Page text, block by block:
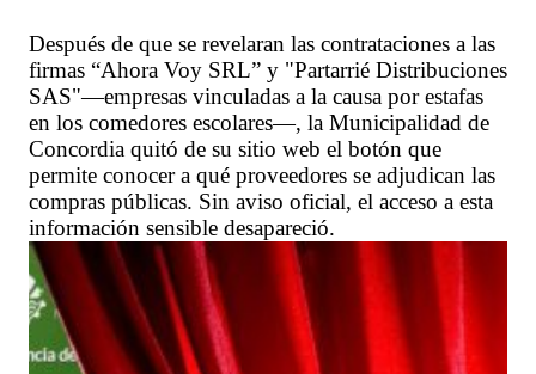
Después de que se revelaran las contrataciones a las
firmas “Ahora Voy SRL” y "Partarrié Distribuciones
SAS"—empresas vinculadas a la causa por estafas
en los comedores escolares—, la Municipalidad de
Concordia quitó de su sitio web el botón que
permite conocer a qué proveedores se adjudican las
compras públicas. Sin aviso oficial, el acceso a esta
información sensible desapareció.